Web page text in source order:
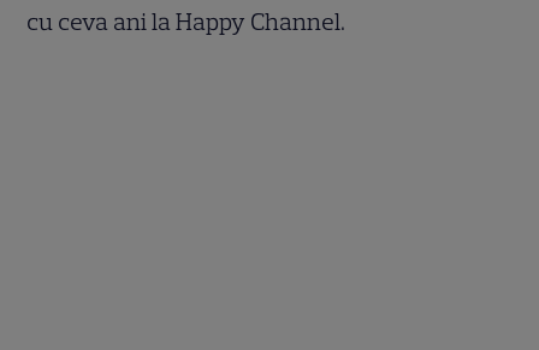
cu ceva ani la Happy Channel.